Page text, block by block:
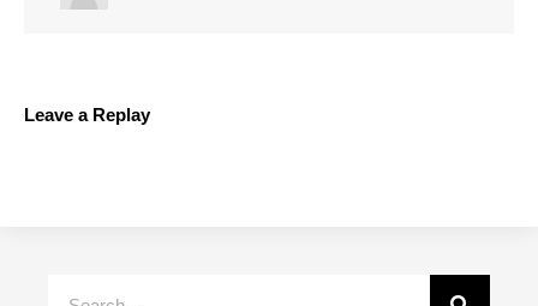
Leave a Replay